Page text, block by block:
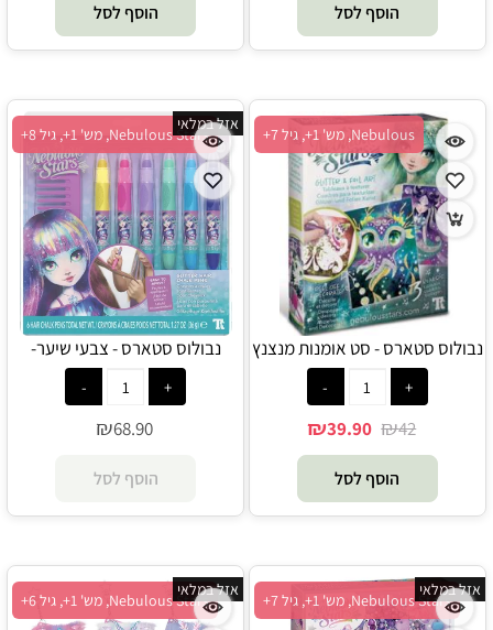
הוסף לסל הוסף לסל
Nebulous, מש' 1+, גיל 7+
נבולוס סטארס - סט אומנות מנצנץ
- Nebulous Stars
₪42
₪39.90
הוסף לסל
Nebulous Stars, מש' 1+, גיל 8+
אזל במלאי
נבולוס סטארס - צבעי שיער-
Nebulous Star
₪68.90
הוסף לסל
Nebulous Stars, מש' 1+, גיל 7+
אזל במלאי
Nebulous Stars, מש' 1+, גיל 6+
אזל במלאי